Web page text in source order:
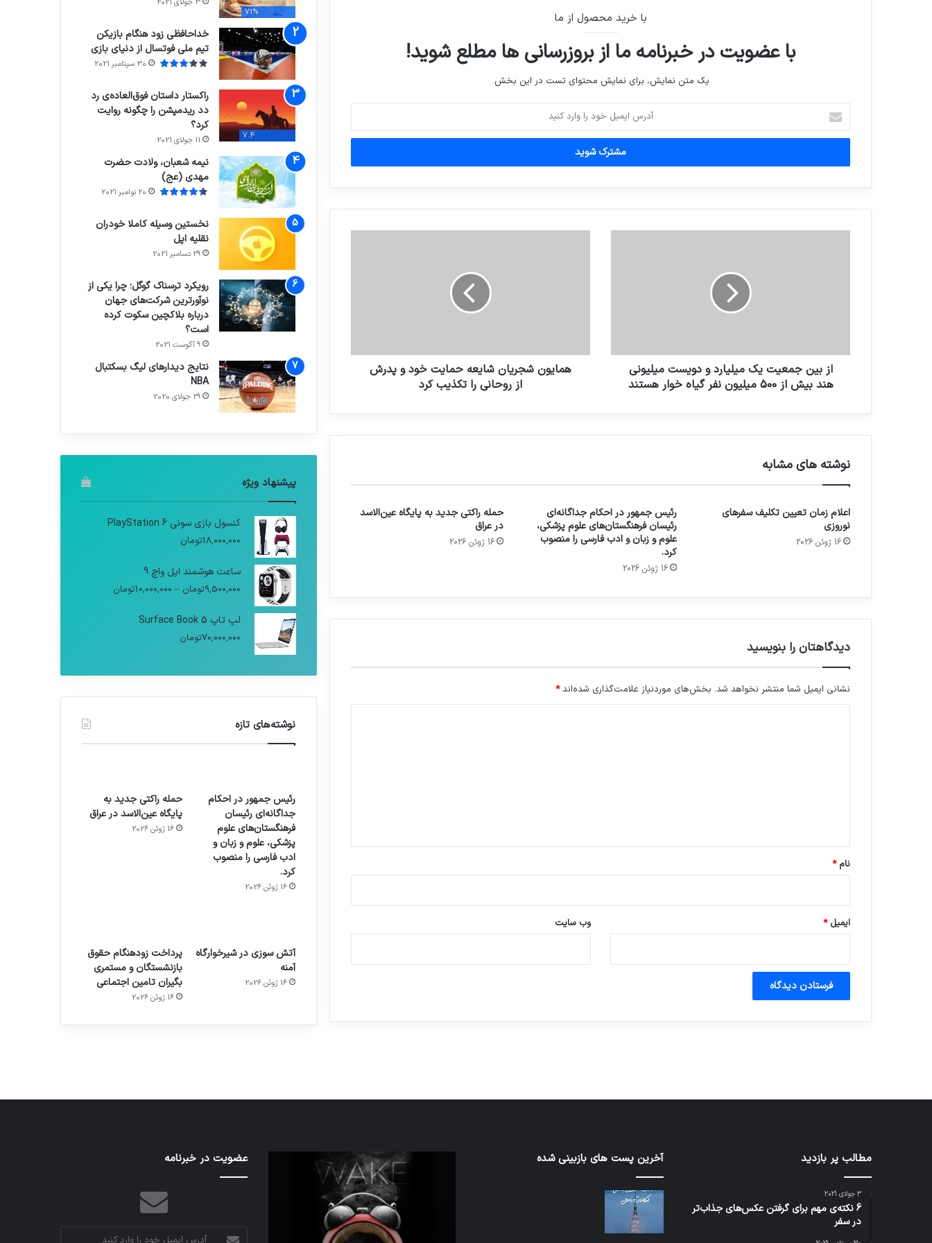
با خرید محصول از ما
با عضویت در خبرنامه ما از بروزرسانی ها مطلع شوید!
یک متن نمایش، برای نمایش محتوای تست در این بخش.
آدرس
ایمیل
خود
وارد
از بين جمعيت يك ميليارد و دويست ميليونى
هند بيش از 500 ميليون نفر گياه خوار هستند
همایون شجریان شایعه حمایت خود و پدرش
از روحانی را تکذیب کرد
نوشته های مشابه
اعلام زمان تعیین تکلیف سفرهای
نوروزی
16 ژوئن 2026
رئیس جمهور در احکام جداگانه‌ای
رئیسان فرهنگستان‌های علوم پزشکی،
علوم و زبان و ادب فارسی را منصوب
کرد.
16 ژوئن 2026
حمله راکتی جدید به پایگاه عین‌الاسد
در عراق
16 ژوئن 2026
دیدگاهتان را بنویسید
نشانی ایمیل شما منتشر نخواهد شد. بخش‌های موردنیاز علامت‌گذاری شده‌اند*
نام*
ایمیل* وب‌ سایت
71%
3 جولای 2021
خداحافظی زود هنگام بازیکن
تیم ملی فوتسال از دنیای بازی
30 سپتامبر 2021
7.4
راکستار داستان فوق‌العاده‌ی رد
دد ریدمپشن را چگونه روایت
کرد؟
11 جولای 2021
نیمه شعبان، ولادت حضرت
مهدی (عج)
20 نوامبر 2021
نخستین وسیله کاملا خودران
نقلیه اپل
29 دسامبر 2021
رویکرد ترسناک گوگل؛ چرا یکی از
نوآورترین شرکت‌های جهان
درباره بلاکچین سکوت کرده
است؟
9 آگوست 2021
نتایج دیدار‌های لیگ بسکتبال
NBA
29 جولای 2020
پیشنهاد ویژه
کنسول بازی سونی PlayStation 6
18,000,000تومان
ساعت هوشمند اپل واچ 9
9,500,000تومان –
10,000,000تومان
لپ تاپ Surface Book 5
70,000,000تومان
نوشته‌های تازه
رئیس جمهور در احکام
جداگانه‌ای رئیسان
فرهنگستان‌های علوم
پزشکی، علوم و زبان و
ادب فارسی را منصوب
کرد.
16 ژوئن 2026
حمله راکتی جدید به
پایگاه عین‌الاسد در عراق
16 ژوئن 2026
آتش سوزی در شیرخوارگاه
آمنه
16 ژوئن 2026
پرداخت زودهنگام حقوق
بازنشستگان و مستمری
بگیران تامین اجتماعی
16 ژوئن 2026 آماده برای کشف
توسط ژاکت
توسط ژاکت
توسط ژاکت
توسط ژاکت
هدفون های 2023
مطالب پر بازدید
3 جولای 2021
6 نکته‌ی مهم برای گرفتن عکس‌های جذاب‌تر
در سفر
آخرین پست های بازبینی شده
تدابیر
خواب
و
بیداری
عضویت در خبرنامه
آدرس